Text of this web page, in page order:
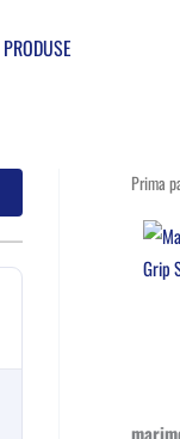
PRODUSE
Prima
Manusa
textil